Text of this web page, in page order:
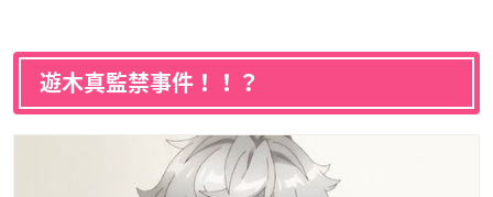
遊木真監禁事件！！？